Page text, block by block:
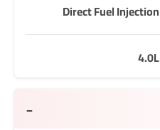
Direct Fuel Injection
4.0L